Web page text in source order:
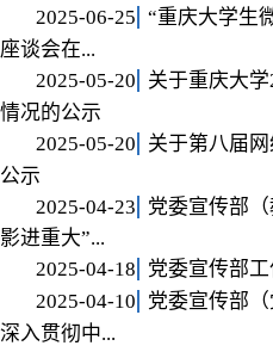
2025-06-25
“重庆大学生
座谈会在...
2025-05-20
关于重庆大
情况的公示
2025-05-20
关于第八届
公示
2025-04-23
党委宣传部
影进重大”...
2025-04-18
党委宣传部
2025-04-10
党委宣传部
深入贯彻中...